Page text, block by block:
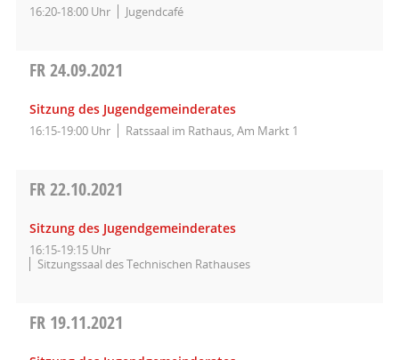
16:20-18:00 Uhr Jugendcafé
FR24.09.2021
Sitzung des Jugendgemeinderates
16:15-19:00 Uhr Ratssaal im Rathaus, Am Markt 1
FR22.10.2021
Sitzung des Jugendgemeinderates
16:15-19:15 Uhr
Sitzungssaal des Technischen Rathauses
FR 19.11.2021